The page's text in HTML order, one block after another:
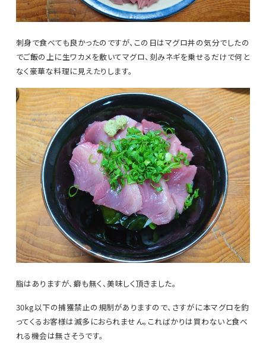
刺身で食べても良かったのですが、この日はマグロ丼の気分でしたの
でご飯の上に生ワカメを敷いてマグロ、刻みネギを乗せるだけで何と
なく豪華な料理に見えたりします。
脂はありますが、癖も無く、美味しく頂きました。
30kg以下の捕獲禁止の規制がありますので、さすがに本マグロを釣
ってくるお客様は滅多におられません。こればかりは買わないと食べ
れる機会は無さそうです。